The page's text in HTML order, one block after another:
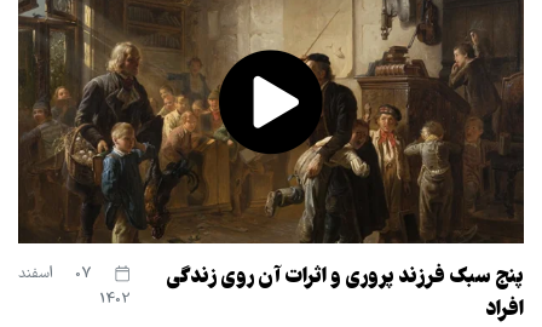
پنج سبک فرزند پروری و اثرات آن روی زندگی
افراد
07 اسفند
1402